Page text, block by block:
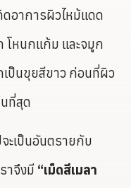
อาการผิวไหม้แดด
โหนกแก้ม และจมูก
เป็นขุยสีขาว ก่อนที่ผิว
ที่สุด
ะเป็นอันตรายกับ
าจึงมี “เม็ดสีเมลา